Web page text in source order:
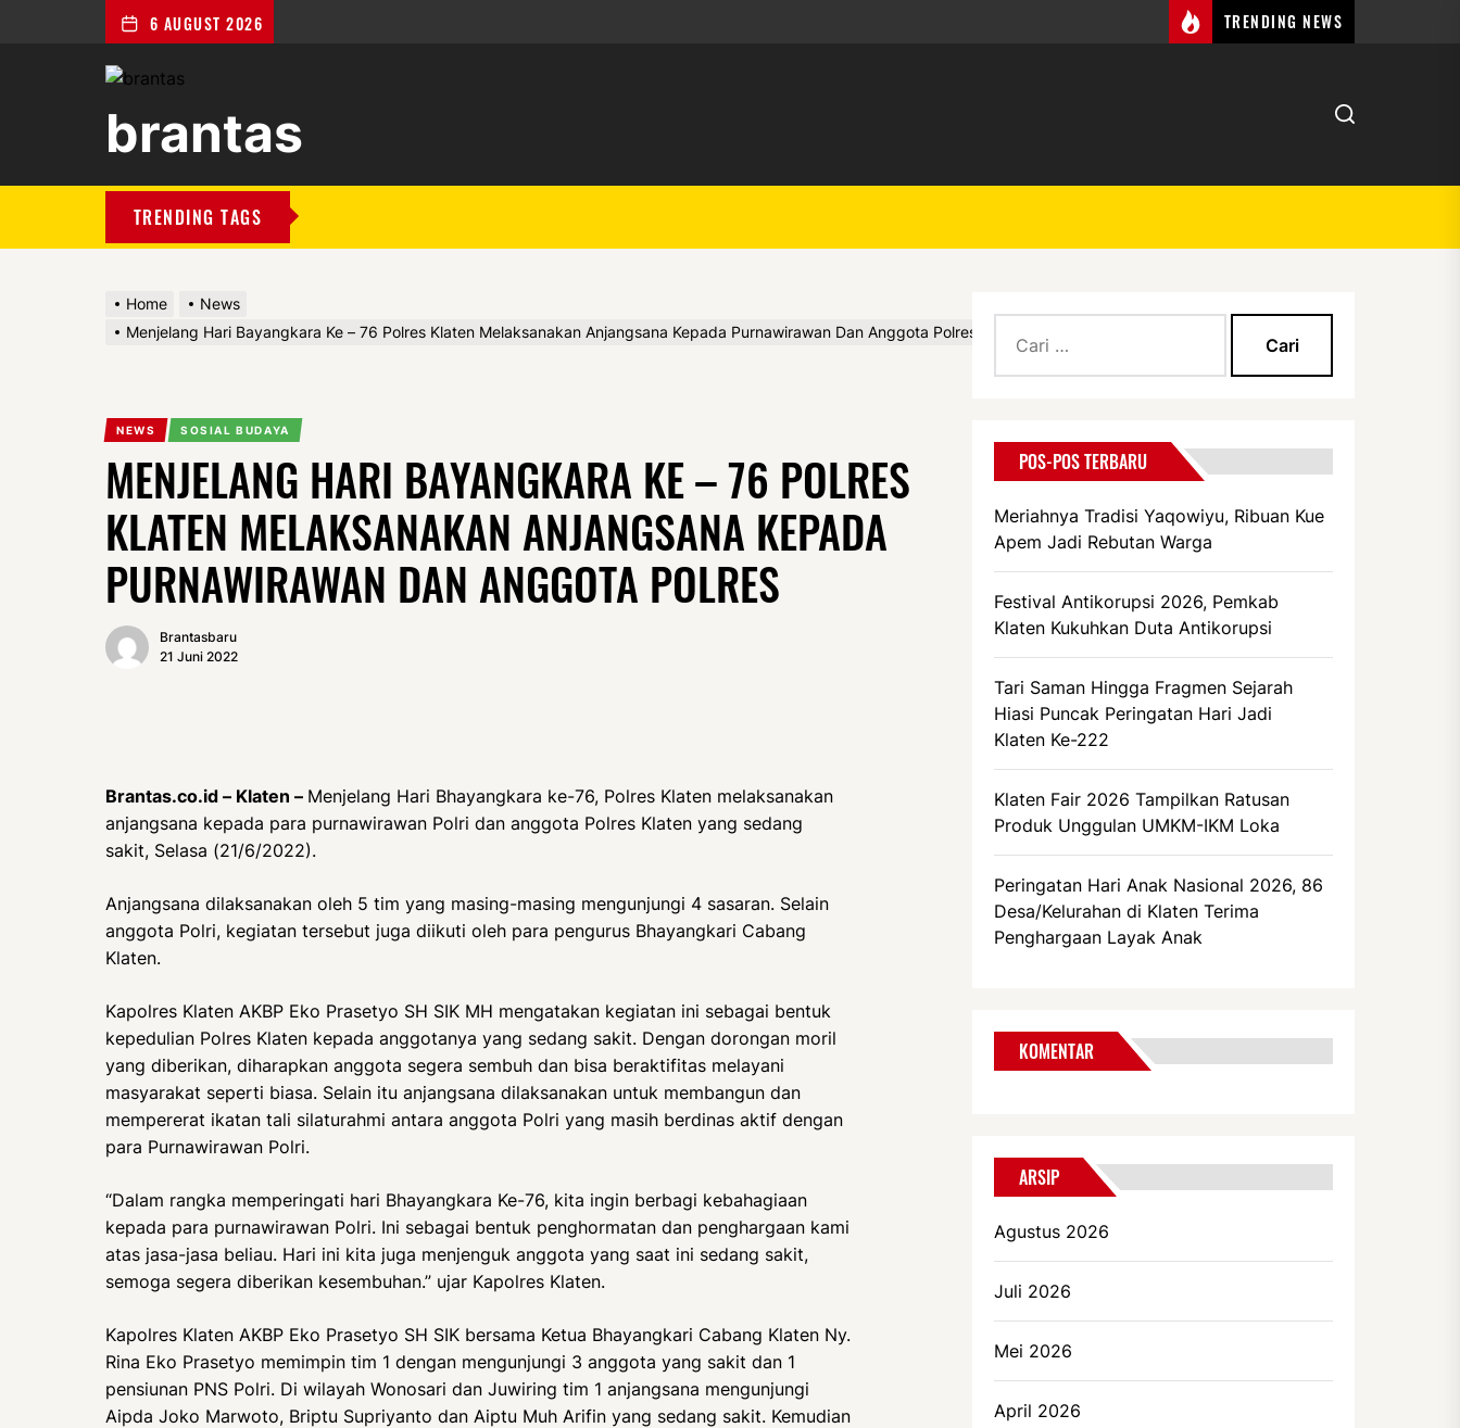
6 AUGUST 2026 TRENDING NEWS
brantas
TRENDING TAGS
Home
News
Menjelang Hari Bayangkara Ke – 76 Polres Klaten Melaksanakan Anjangsana Kepada Purnawirawan Dan Anggota Polres
NEWS SOSIAL BUDAYA
MENJELANG HARI BAYANGKARA KE – 76 POLRES
KLATEN MELAKSANAKAN ANJANGSANA KEPADA
PURNAWIRAWAN DAN ANGGOTA POLRES
Brantasbaru
21 Juni 2022
Brantas.co.id – Klaten – Menjelang Hari Bhayangkara ke-76, Polres Klaten melaksanakan
anjangsana kepada para purnawirawan Polri dan anggota Polres Klaten yang sedang
sakit, Selasa (21/6/2022).
Anjangsana dilaksanakan oleh 5 tim yang masing-masing mengunjungi 4 sasaran. Selain
anggota Polri, kegiatan tersebut juga diikuti oleh para pengurus Bhayangkari Cabang
Klaten.
Kapolres Klaten AKBP Eko Prasetyo SH SIK MH mengatakan kegiatan ini sebagai bentuk
kepedulian Polres Klaten kepada anggotanya yang sedang sakit. Dengan dorongan moril
yang diberikan, diharapkan anggota segera sembuh dan bisa beraktifitas melayani
masyarakat seperti biasa. Selain itu anjangsana dilaksanakan untuk membangun dan
mempererat ikatan tali silaturahmi antara anggota Polri yang masih berdinas aktif dengan
para Purnawirawan Polri.
“Dalam rangka memperingati hari Bhayangkara Ke-76, kita ingin berbagi kebahagiaan
kepada para purnawirawan Polri. Ini sebagai bentuk penghormatan dan penghargaan kami
atas jasa-jasa beliau. Hari ini kita juga menjenguk anggota yang saat ini sedang sakit,
semoga segera diberikan kesembuhan.” ujar Kapolres Klaten.
Kapolres Klaten AKBP Eko Prasetyo SH SIK bersama Ketua Bhayangkari Cabang Klaten Ny.
Rina Eko Prasetyo memimpin tim 1 dengan mengunjungi 3 anggota yang sakit dan 1
pensiunan PNS Polri. Di wilayah Wonosari dan Juwiring tim 1 anjangsana mengunjungi
Aipda Joko Marwoto, Briptu Supriyanto dan Aiptu Muh Arifin yang sedang sakit. Kemudian
untuk:
POS-POS TERBARU
Meriahnya Tradisi Yaqowiyu, Ribuan Kue
Apem Jadi Rebutan Warga
Festival Antikorupsi 2026, Pemkab
Klaten Kukuhkan Duta Antikorupsi
Tari Saman Hingga Fragmen Sejarah
Hiasi Puncak Peringatan Hari Jadi
Klaten Ke-222
Klaten Fair 2026 Tampilkan Ratusan
Produk Unggulan UMKM-IKM Loka
Peringatan Hari Anak Nasional 2026, 86
Desa/Kelurahan di Klaten Terima
Penghargaan Layak Anak
KOMENTAR
ARSIP
Agustus 2026
Juli 2026
Mei 2026
April 2026